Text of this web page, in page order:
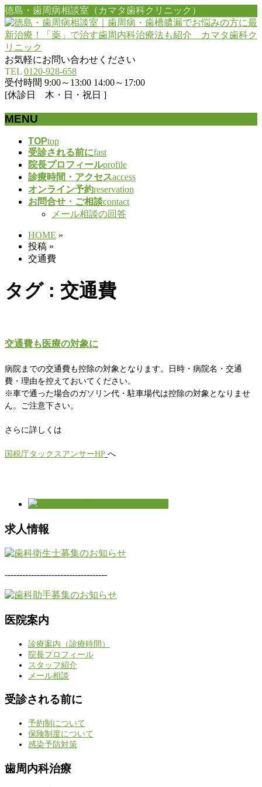
徳島・歯周病相談室（カマタ歯科クリニック）
お気軽にお問い合わせください
TEL 0120-928-658
受付時間 9:00～13:00 14:00～17:00
[休診日 木・日・祝日 ]
MENU
TOPtop
受診される前にfast
院長プロフィールprofile
診療時間・アクセスaccess
オンライン予約reservation
お問合せ・ご相談contact
メール相談の回答
HOME »
投稿 »
交通費
タグ : 交通費
交通費も医療の対象に
病院までの交通費も控除の対象となります。日時・病院名・交通
費・理由を控えておいてください。
※車で通った場合のガソリン代・駐車場代は控除の対象となりませ
ん。ご注意下さい。
さらに詳しくは
国税庁タックスアンサーHP へ
求人情報
-----------------------------------
医院案内
診療案内（診療時間）
院長プロフィール
スタッフ紹介
メール相談
受診される前に
予約制について
保険制度について
感染予防対策
歯周内科治療